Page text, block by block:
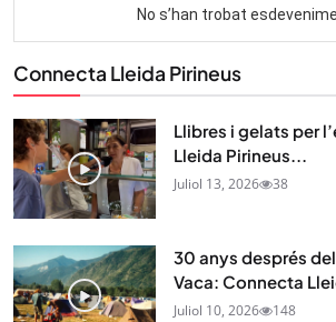
Connecta Lleida Pirineus
Llibres i gelats per
Lleida Pirineus...
Juliol 13, 2026 38
30 anys després
Vaca: Connecta
Juliol 10, 2026 148